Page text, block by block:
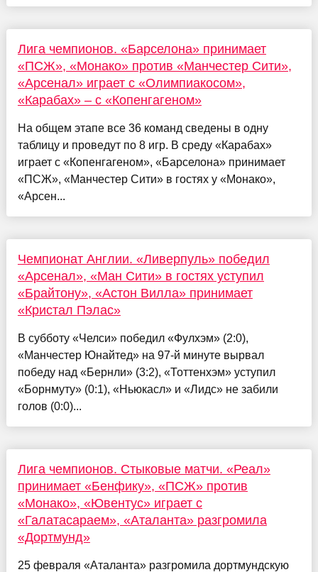
Лига чемпионов. «Барселона» принимает
«ПСЖ», «Монако» против «Манчестер Сити»,
«Арсенал» играет с «Олимпиакосом»,
«Карабах» – с «Копенгагеном»
На общем этапе все 36 команд сведены в одну
таблицу и проведут по 8 игр. В среду «Карабах»
играет с «Копенгагеном», «Барселона» принимает
«ПСЖ», «Манчестер Сити» в гостях у «Монако»,
«Арсен...
Чемпионат Англии. «Ливерпуль» победил
«Арсенал», «Ман Сити» в гостях уступил
«Брайтону», «Астон Вилла» принимает
«Кристал Пэлас»
В субботу «Челси» победил «Фулхэм» (2:0),
«Манчестер Юнайтед» на 97-й минуте вырвал
победу над «Бернли» (3:2), «Тоттенхэм» уступил
«Борнмуту» (0:1), «Ньюкасл» и «Лидс» не забили
голов (0:0)...
Лига чемпионов. Стыковые матчи. «Реал»
принимает «Бенфику», «ПСЖ» против
«Монако», «Ювентус» играет с
«Галатасараем», «Аталанта» разгромила
«Дортмунд»
25 февраля «Аталанта» разгромила дортмундскую